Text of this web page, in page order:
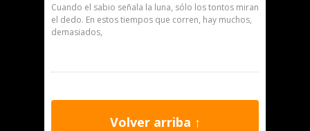
Cuando el sabio señala la luna, sólo los tontos miran
el dedo. En estos tiempos que corren, hay muchos,
demasiados,
Volver arriba ↑